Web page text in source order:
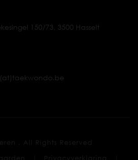
150/73, 3500 Hasselt
. All Rights Reserved
Privacyverklaring